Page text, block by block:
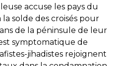
accuse les pays du
solde des croisés pour
de la péninsule de leur
symptomatique de
jihadistes rejoignent